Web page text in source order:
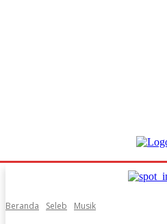
Beranda Seleb Musik